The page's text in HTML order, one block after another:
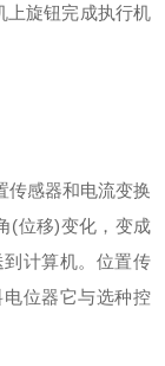
上旋钮完成执行机
传感器和电流变换
(位移)变化，变成
计算机。位置传
位器它与选种控